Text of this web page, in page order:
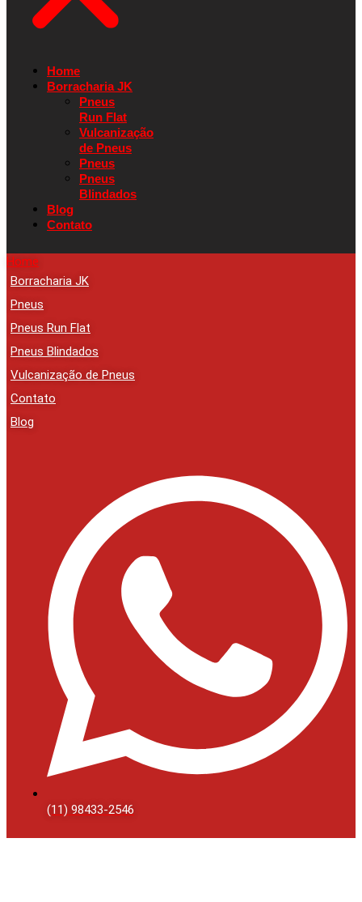
Home
Borracharia JK
Pneus
Run Flat
Vulcanização
de Pneus
Pneus
Pneus
Blindados
Blog
Contato
Home
Borracharia JK
Pneus
Pneus Run Flat
Pneus Blindados
Vulcanização de Pneus
Contato
Blog
(11) 98433-2546